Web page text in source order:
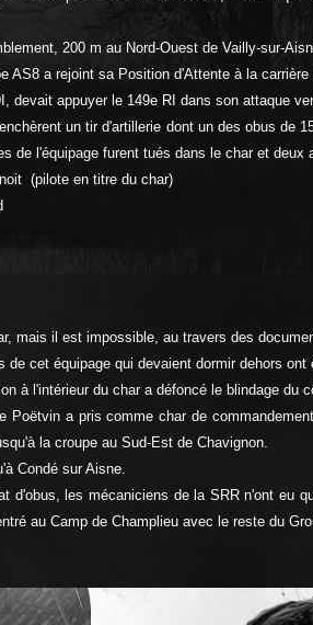
200 m au Nord-Ouest de Vailly-sur-
AS8 a rejoint sa Position d'Attente à la
devait appuyer le 149e RI dans son attaque
un tir d'artillerie dont un des obus de
de l'équipage furent tués dans le char et
(pilote en titre du char)
mais il est impossible, au travers des
cet équipage qui devaient dormir dehors ont
à l'intérieur du char a défoncé le blindage du
Poëtvin a pris comme char de
la croupe au Sud-Est de Chavignon.
Condé sur Aisne.
d'obus, les mécaniciens de la SRR n'ont eu
au Camp de Champlieu avec le reste du